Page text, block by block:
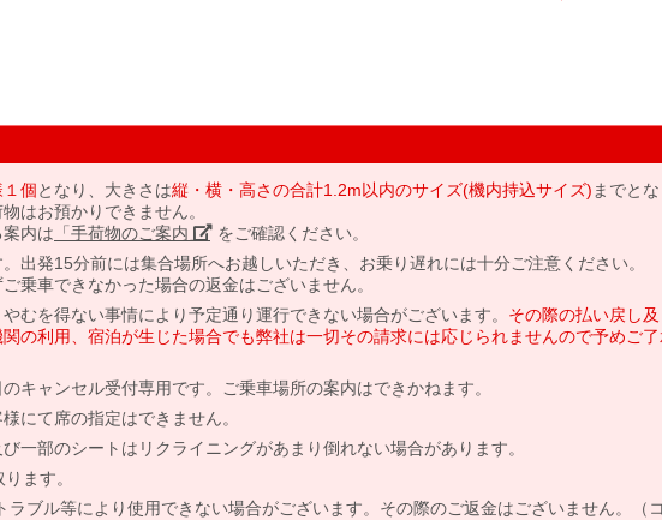
個となり、大きさは縦・横・高さの合計1.2m以内のサイズ(機内持込サイズ) までと
はお預かりできません。
内は 「手荷物のご案内」 をご確認ください。
出発15分前には集合場所へお越しいただき、お乗り遅れには十分ご注意ください。
乗車できなかった場合の返金はございません。
むを得ない事情により予定通り運行できない場合がございます。 その際の払い戻し及
の利用、宿泊が生じた場合でも弊社は一切その請求には応じられませんので予めご
キャンセル受付専用です。ご乗車場所の案内はできかねます。
にて席の指定はできません。
一部のシートはリクライニングがあまり倒れない場合があります。
ます。
ラブル等により使用できない場合がございます。その際のご返金はございません。（